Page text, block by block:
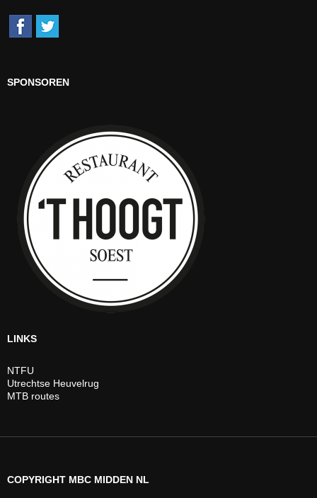
SPONSOREN
LINKS
NTFU
Utrechtse Heuvelrug
MTB routes
COPYRIGHT MBC MIDDEN NL